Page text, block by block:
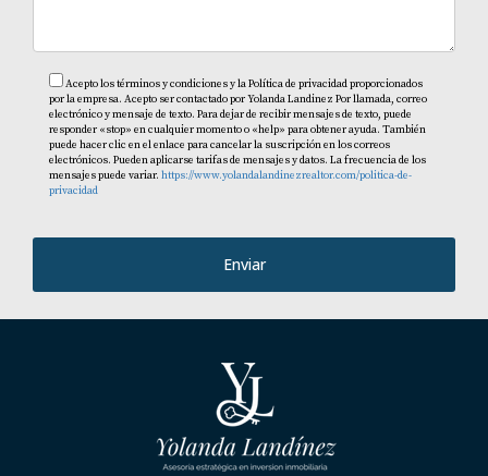
Acepto los términos y condiciones y la Política de privacidad proporcionados
por la empresa. Acepto ser contactado por Yolanda Landinez Por llamada, correo
electrónico y mensaje de texto. Para dejar de recibir mensajes de texto, puede
responder «stop» en cualquier momento o «help» para obtener ayuda. También
puede hacer clic en el enlace para cancelar la suscripción en los correos
electrónicos. Pueden aplicarse tarifas de mensajes y datos. La frecuencia de los
mensajes puede variar. https://www.yolandalandinezrealtor.com/politica-de-
privacidad
Enviar